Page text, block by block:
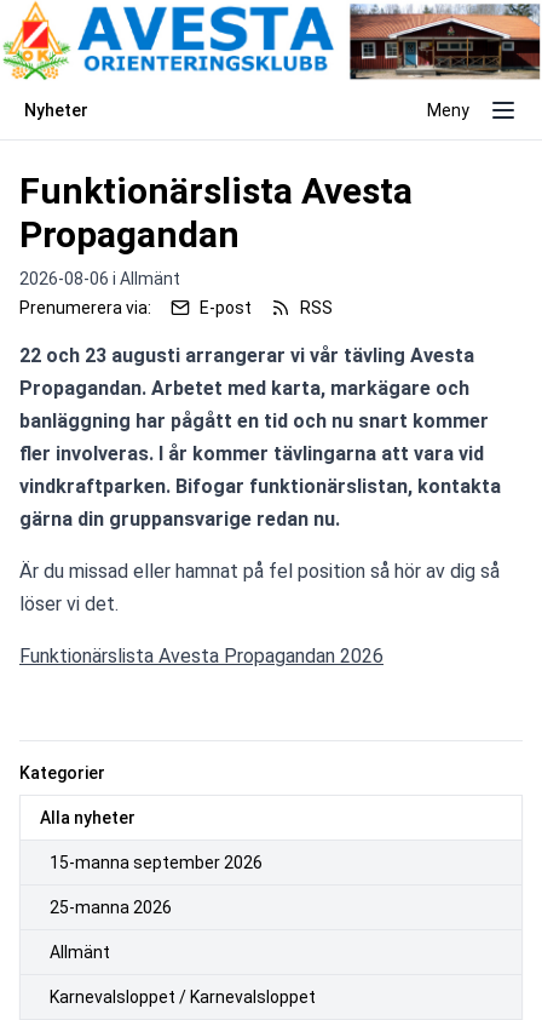
Nyheter Meny
Kategorier
Alla nyheter
15-manna september 2026
25-manna 2026
Allmänt
Karnevalsloppet / Karnevalsloppet
Funktionärslista Avesta
Propagandan
2026-08-06 i Allmänt
Prenumerera via:
E-post RSS
22 och 23 augusti arrangerar vi vår tävling Avesta
Propagandan. Arbetet med karta, markägare och
banläggning har pågått en tid och nu snart kommer
fler involveras. I år kommer tävlingarna att vara vid
vindkraftparken. Bifogar funktionärslistan, kontakta
gärna din gruppansvarige redan nu.
Är du missad eller hamnat på fel position så hör av dig så
löser vi det.
Funktionärslista Avesta Propagandan 2026